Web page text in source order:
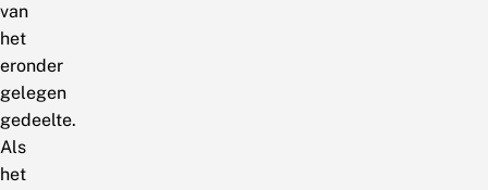
van
het
eronder
gelegen
gedeelte.
Als
het